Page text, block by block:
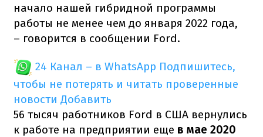
начало нашей гибридной программы
работы не менее чем до января 2022 года,
– говорится в сообщении Ford.
24 Канал – в WhatsApp Подпишитесь,
чтобы не потерять и читать проверенные
новости Добавить
56 тысяч работников Ford в США вернулись
к работе на предприятии еще в мае 2020